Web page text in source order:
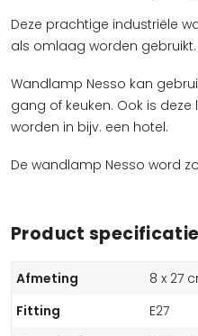
Deze prachtige industriële
als omlaag worden gebruikt.
Wandlamp Nesso kan
gang of keuken. Ook is
worden in bijv. een hotel.
De wandlamp Nesso word
Product
Afmeting
8 x 27
Fitting
E27